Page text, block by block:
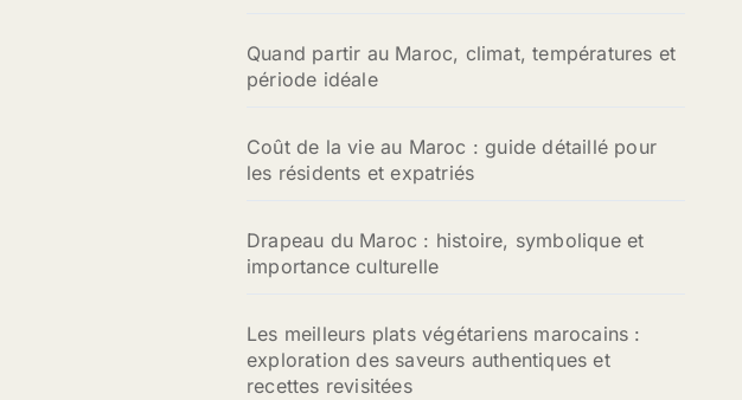
Quand partir au Maroc, climat, températures et
période idéale
Coût de la vie au Maroc : guide détaillé pour
les résidents et expatriés
Drapeau du Maroc : histoire, symbolique et
importance culturelle
Les meilleurs plats végétariens marocains :
exploration des saveurs authentiques et
recettes revisitées